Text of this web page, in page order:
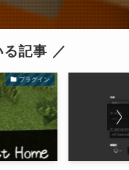
記事 ／
プラグイン